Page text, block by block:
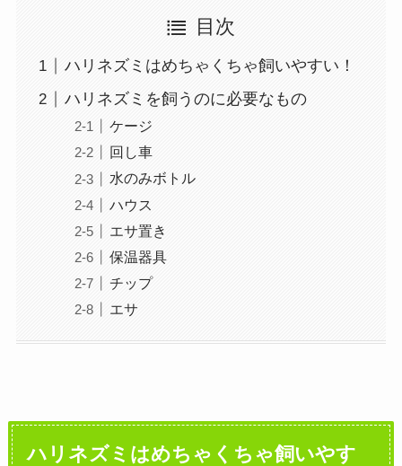
目次
ハリネズミはめちゃくちゃ飼いやすい！
ハリネズミを飼うのに必要なもの
ケージ
回し車
水のみボトル
ハウス
エサ置き
保温器具
チップ
エサ
ハリネズミはめちゃくちゃ飼いやす